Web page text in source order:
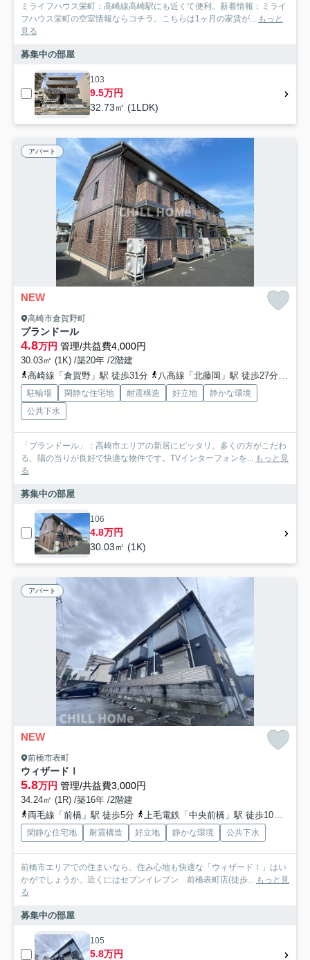
ミライフハウス栄町：高崎線高崎駅にも近くて便利。新着情報：ミライ
フハウス栄町の空室情報ならコチラ。こちらは1ヶ月の家賃が...
もっと
見る
募集中の部屋
103
9.5万円
32.73㎡ (1LDK)
アパート
NEW
高崎市倉賀野町
プランドール
4.8万円 管理/共益費4,000円
30.03㎡ (1K) /築20年 /2階建
高崎線「倉賀野」駅 徒歩31分
八高線「北藤岡」駅 徒歩27分
駐輪場 閑静な住宅地 耐震構造 好立地
静かな環境
公共下水
「プランドール」：高崎市エリアの新居にピッタリ。多くの方がこだわ
る、陽の当りが良好で快適な物件です。TVインターフォンを...
もっと見
る
募集中の部屋
106
4.8万円
30.03㎡ (1K)
アパート
NEW
前橋市表町
ウィザードⅠ
5.8万円 管理/共益費3,000円
34.24㎡ (1R) /築16年 /2階建
両毛線「前橋」駅 徒歩5分
上毛電鉄「中央前橋」駅 徒歩10分
閑静な住宅地 耐震構造 好立地 静かな環境 公共下水
前橋市エリアでの住まいなら、住み心地も快適な「ウィザードⅠ」はい
かがでしょうか。近くにはセブンイレブン 前橋表町店(徒歩...
もっと見
る
募集中の部屋
105
5.8万円